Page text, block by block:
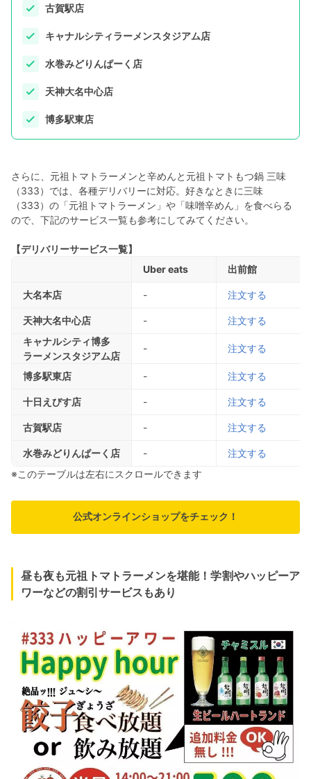
古賀駅店
キャナルシティラーメンスタジアム店
水巻みどりんぱーく店
天神大名中心店
博多駅東店
さらに、元祖トマトラーメンと辛めんと元祖トマトもつ鍋 三味
（333）では、各種デリバリーに対応。好きなときに三味
（333）の「元祖トマトラーメン」や「味噌辛めん」を食べらる
ので、下記のサービス一覧も参考にしてみてください。
【デリバリーサービス一覧】
Uber eats
出前館
大名本店 - 注文する
天神大名中心店 -
注文する
キャナルシティ博多
ラーメンスタジアム店
- 注文する
博多駅東店 - 注文する
十日えびす店 - 注文する
古賀駅店 - 注文する
水巻みどりんぱーく店 -
注文する
※このテーブルは左右にスクロールできます
公式オンラインショップをチェック！
昼も夜も元祖トマトラーメンを堪能！学割やハッピーア
ワーなどの割引サービスもあり